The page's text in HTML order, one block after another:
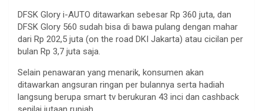
DFSK Glory i-AUTO ditawarkan sebesar Rp 360 juta, dan
DFSK Glory 560 sudah bisa di bawa pulang dengan mahar
dari Rp 202,5 juta (on the road DKI Jakarta) atau cicilan per
bulan Rp 3,7 juta saja.
Selain penawaran yang menarik, konsumen akan
ditawarkan angsuran ringan per bulannya serta hadiah
langsung berupa smart tv berukuran 43 inci dan cashback